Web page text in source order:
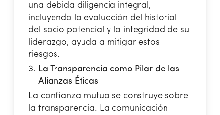
una debida diligencia integral,
incluyendo la evaluación del historial
del socio potencial y la integridad de su
liderazgo, ayuda a mitigar estos
riesgos.
La Transparencia como Pilar de las
Alianzas Éticas
La confianza mutua se construye sobre
la transparencia. La comunicación